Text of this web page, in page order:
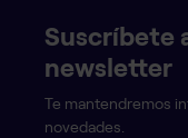
Suscríbete
newsletter
Te mantendremos
novedades.